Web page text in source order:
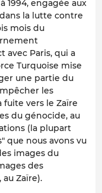
1994, engagée aux
la lutte contre
mois du
avec Paris, qui a
Turquoise mise
une partie du
les
fuite vers le Zaïre
du génocide, au
(la plupart
que nous avons vu
images du
des
Zaïre).